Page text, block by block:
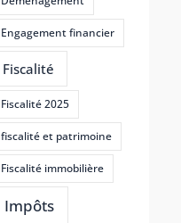
Engagement financier
Fiscalité
Fiscalité 2025
fiscalité et patrimoine
Fiscalité immobilière
Impôts